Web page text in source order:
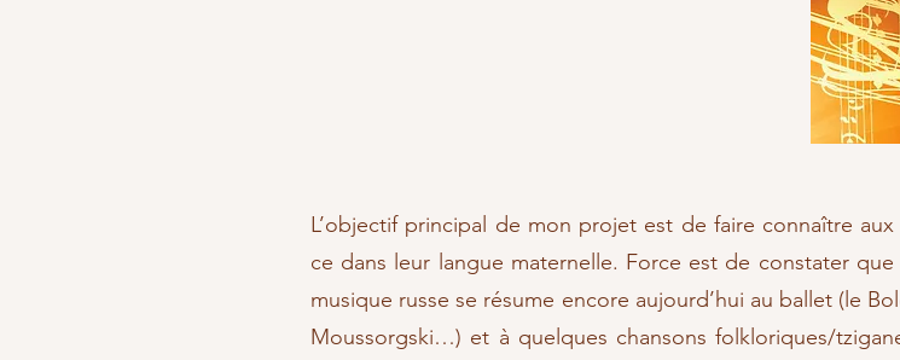
L’objectif principal de mon projet est de faire connaître
ce dans leur langue maternelle. Force est de constater
musique russe se résume encore aujourd’hui au ballet (le
Moussorgski…) et à quelques chansons folkloriques/